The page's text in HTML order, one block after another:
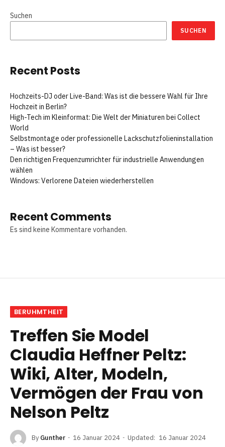
Suchen
SUCHEN
Recent Posts
Hochzeits-DJ oder Live-Band: Was ist die bessere Wahl für Ihre
Hochzeit in Berlin?
High-Tech im Kleinformat: Die Welt der Miniaturen bei Collect
World
Selbstmontage oder professionelle Lackschutzfolieninstallation
– Was ist besser?
Den richtigen Frequenzumrichter für industrielle Anwendungen
wählen
Windows: Verlorene Dateien wiederherstellen
Recent Comments
Es sind keine Kommentare vorhanden.
BERUHMTHEIT
Treffen Sie Model
Claudia Heffner Peltz:
Wiki, Alter, Modeln,
Vermögen der Frau von
Nelson Peltz
By Gunther 16 Januar 2024 Updated: 16 Januar 2024